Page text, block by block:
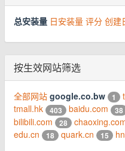
总安装量 日安装量 评分 创建
按生效网站筛选
全部网站 google.co.bw 1
tmall.hk 403 baidu.com 38
bilibili.com 28
edu.cn 18 quark.cn 15